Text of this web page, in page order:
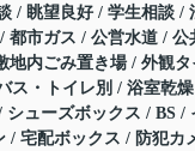
/ 眺望良好 / 学生相談 /
都市ガス / 公営水道 / 公
地内ごみ置き場 / 外観タ
ス・トイレ別 / 浴室乾燥
ューズボックス / BS /
/ 宅配ボックス / 防犯カ